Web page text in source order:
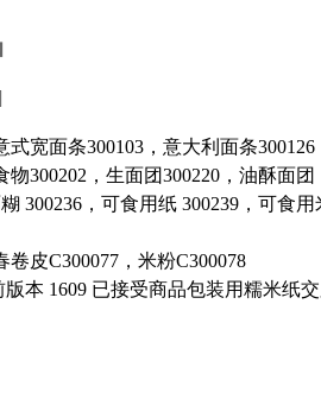
式宽面条300103，意大利面条300126
300202，生面团300220，油酥面团
300236，可食用纸 300239，可食用
皮C300077，米粉C300078
本 1609 已接受商品包装用糯米纸